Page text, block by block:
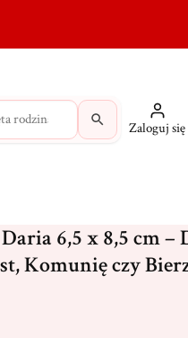
Krzyże MAJK
Zaloguj się
6,5 x 8,5 cm –
Komunię czy